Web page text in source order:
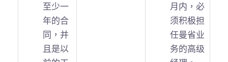
至少一
年的合
同，并
且是以
月内，必
须积极担
任曼省业
务的高级